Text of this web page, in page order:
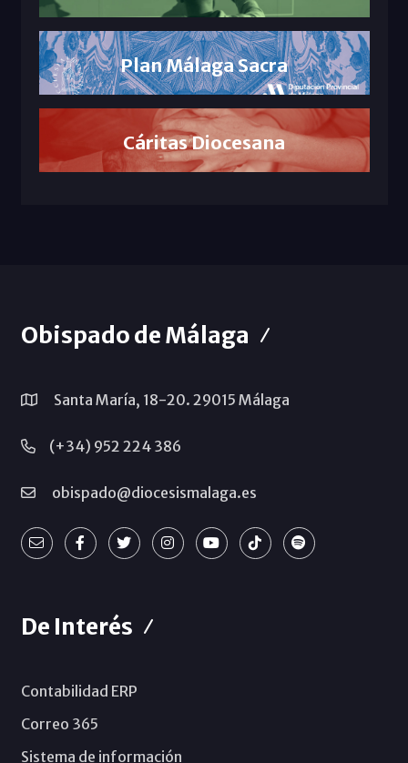
Plan Málaga Sacra
Cáritas Diocesana
Obispado de Málaga
Santa María, 18-20. 29015 Málaga
(+34) 952 224 386
obispado@diocesismalaga.es
De Interés
Contabilidad ERP
Correo 365
Sistema de información